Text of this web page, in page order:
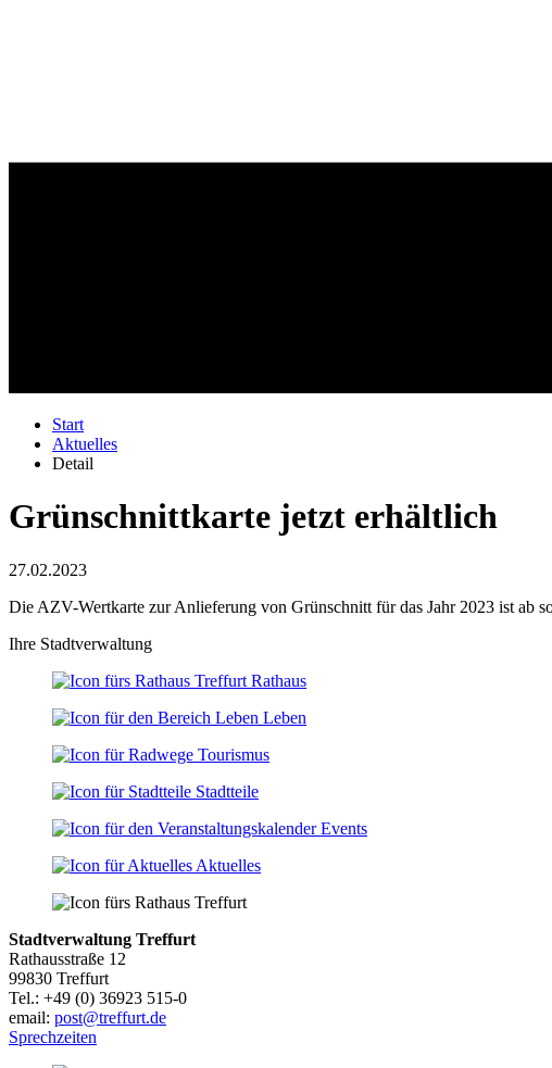
Start
Aktuelles
Detail
Grünschnittkarte jetzt erhältlich
27.02.2023
Die AZV-Wertkarte zur Anlieferung von Grünschnitt für das Jahr 2023 ist ab
Ihre Stadtverwaltung
Rathaus
Leben
Tourismus
Stadtteile
Events
Aktuelles
Stadtverwaltung Treffurt
Rathausstraße 12
99830 Treffurt
Tel.: +49 (0) 36923 515-0
email: post@treffurt.de
Sprechzeiten